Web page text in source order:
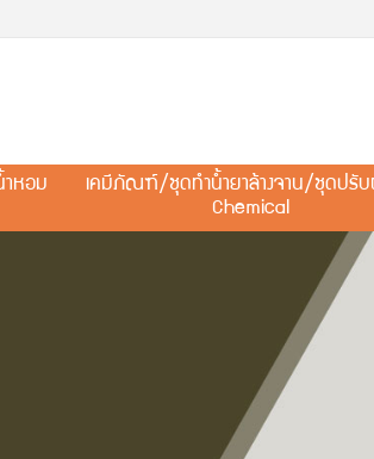
ำหอม
เคมีภัณฑ์/ชุดทำน้ำยาล้างจาน/ชุดปรับ
Chemical